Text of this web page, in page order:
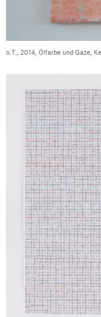
o.T., 2014, Ölfarbe und Gaze,